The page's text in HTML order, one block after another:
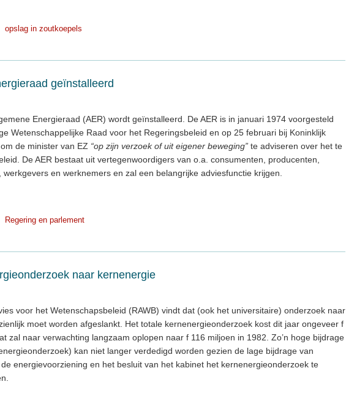
opslag in zoutkoepels
geïnstalleerd
Energieraad (AER) wordt geïnstalleerd. De AER is in januari 1974 voorgesteld
Wetenschappelijke Raad voor het Regeringsbeleid en op 25 februari bij Koninklijk
de minister van EZ “op zijn verzoek of uit eigener beweging” te adviseren over het te
De AER bestaat uit vertegenwoordigers van o.a. consumenten, producenten,
werkgevers en werknemers en zal een belangrijke adviesfunctie krijgen.
Regering en parlement
naar kernenergie
voor het Wetenschapsbeleid (RAWB) vindt dat (ook het universitaire) onderzoek naar
moet worden afgeslankt. Het totale kernenergieonderzoek kost dit jaar ongeveer f
zal naar verwachting langzaam oplopen naar f 116 miljoen in 1982. Zo’n hoge bijdrage
kan niet langer verdedigd worden gezien de lage bijdrage van
energievoorziening en het besluit van het kabinet het kernenergieonderzoek te